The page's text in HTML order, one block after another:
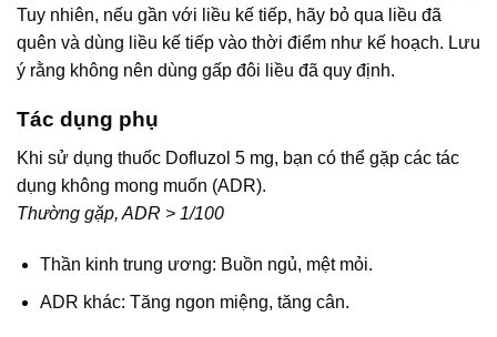
Tuy nhiên, nếu gần với liều kế tiếp, hãy bỏ qua liều đã
quên và dùng liều kế tiếp vào thời điểm như kế hoạch. Lưu
ý rằng không nên dùng gấp đôi liều đã quy định.
Tác dụng phụ
Khi sử dụng thuốc Dofluzol 5 mg, bạn có thể gặp các tác
dụng không mong muốn (ADR).
Thường gặp, ADR > 1/100
Thần kinh trung ương: Buồn ngủ, mệt mỏi.
ADR khác: Tăng ngon miệng, tăng cân.